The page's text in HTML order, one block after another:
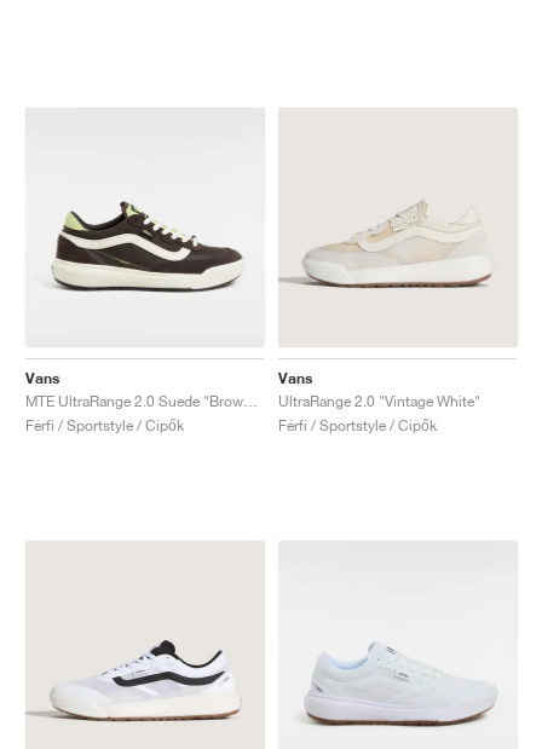
Vans
Férfi / Sportstyle / Cipők
Vans
UltraRange 2.0 "Vintage White"
Férfi / Sportstyle / Cipők